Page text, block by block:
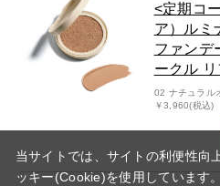
<定期コ
ア）ルミ
ファンデ
ークル
02 ナチュラル
￥3,960(税込)
当サイトでは、サイトの利便性向
ッキー(Cookie)を使用しています。